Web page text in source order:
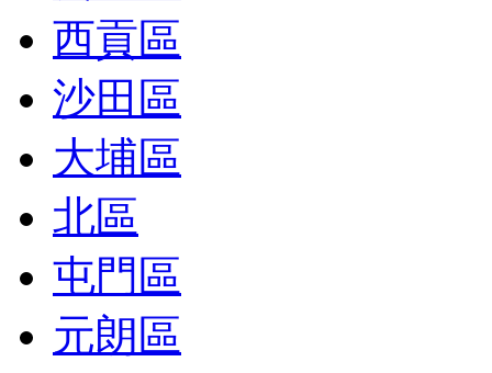
西貢區
沙田區
大埔區
北區
屯門區
元朗區